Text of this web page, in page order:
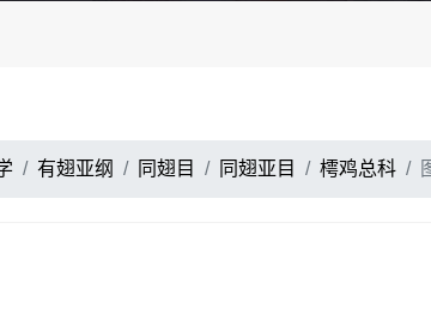
有翅亚纲 同翅目 同翅亚目 樗鸡总科